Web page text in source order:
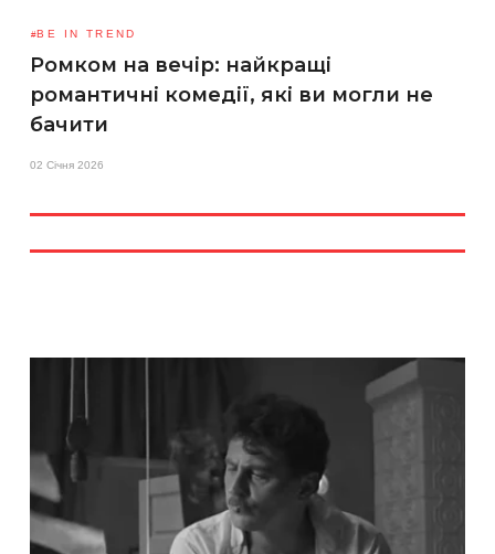
BE IN TREND
Ромком на вечір: найкращі
романтичні комедії, які ви могли не
бачити
02 Січня 2026